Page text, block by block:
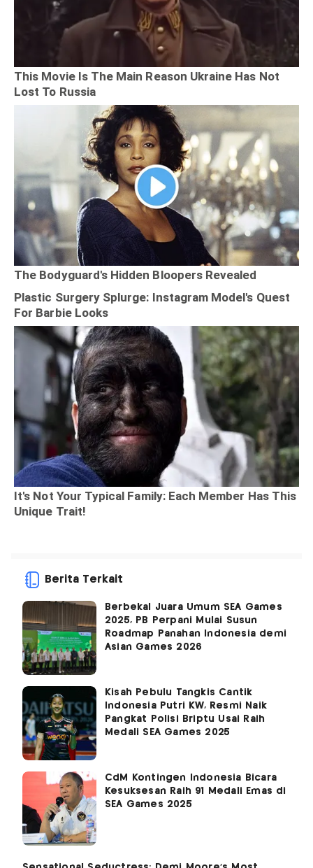
Berita Terkait
Berbekal Juara Umum SEA Games
2025, PB Perpani Mulai Susun
Roadmap Panahan Indonesia demi
Asian Games 2026
Kisah Pebulu Tangkis Cantik
Indonesia Putri KW, Resmi Naik
Pangkat Polisi Briptu Usai Raih
Medali SEA Games 2025
CdM Kontingen Indonesia Bicara
Kesuksesan Raih 91 Medali Emas di
SEA Games 2025